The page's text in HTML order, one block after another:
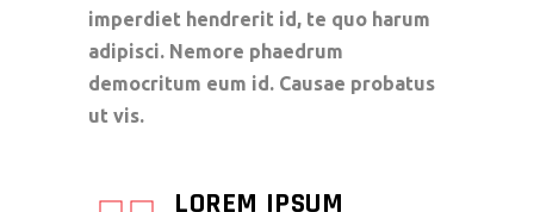
imperdiet hendrerit id, te quo harum
adipisci. Nemore phaedrum
democritum eum id. Causae probatus
ut vis.
LOREM IPSUM